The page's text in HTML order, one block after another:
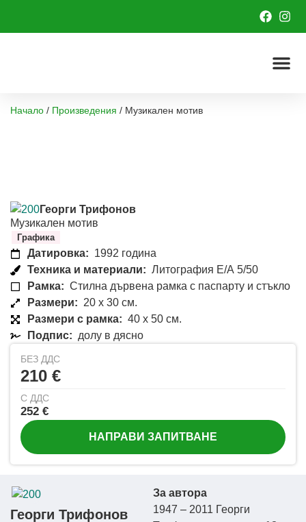
Начало / Произведения / Музикален мотив
Георги Трифонов
Музикален мотив
Графика
Датировка: 1992 година
Техника и материали: Литография Е/А 5/50
Рамка: Стилна дървена рамка с паспарту и стъкло
Размери: 20 x 30 см.
Размери с рамка: 40 x 50 см.
Подпис: долу в дясно
БЕЗ ДДС
210 €
С ДДС
252 €
НАПРАВИ ЗАПИТВАНЕ
Георги Трифонов
За автора
1947 – 2011 Георги